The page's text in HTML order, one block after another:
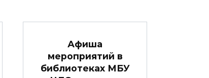
Афиша
мероприятий в
библиотеках МБУ